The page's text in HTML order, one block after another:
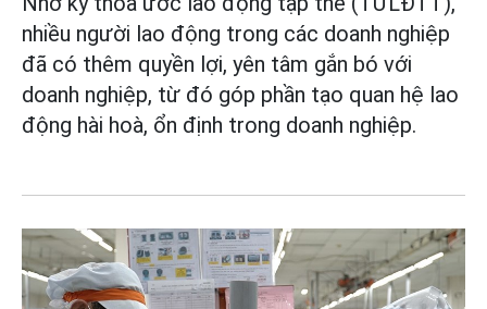
nhiều người lao động trong các doanh nghiệp
đã có thêm quyền lợi, yên tâm gắn bó với
doanh nghiệp, từ đó góp phần tạo quan hệ lao
động hài hoà, ổn định trong doanh nghiệp.